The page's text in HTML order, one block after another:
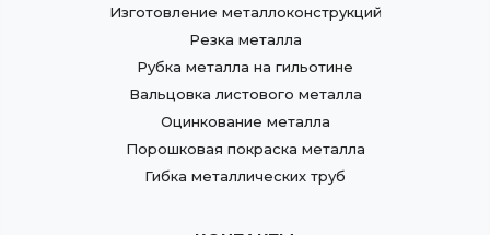
Изготовление металлоконструкций
Резка металла
Рубка металла на гильотине
Вальцовка листового металла
Оцинкование металла
Порошковая покраска металла
Гибка металлических труб